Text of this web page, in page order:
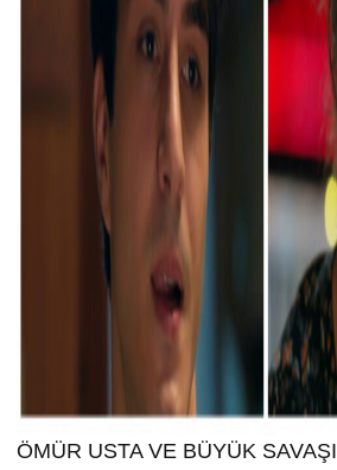
ÖMÜR USTA VE BÜYÜK SAVAŞI